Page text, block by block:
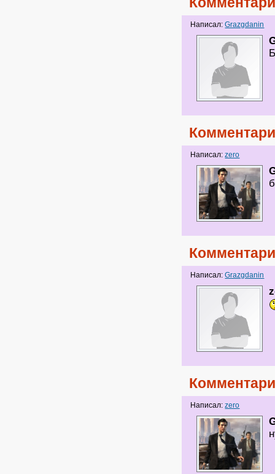
Написал:Grazgdanin
Написал:zero
Написал:Grazgdanin
Написал:zero